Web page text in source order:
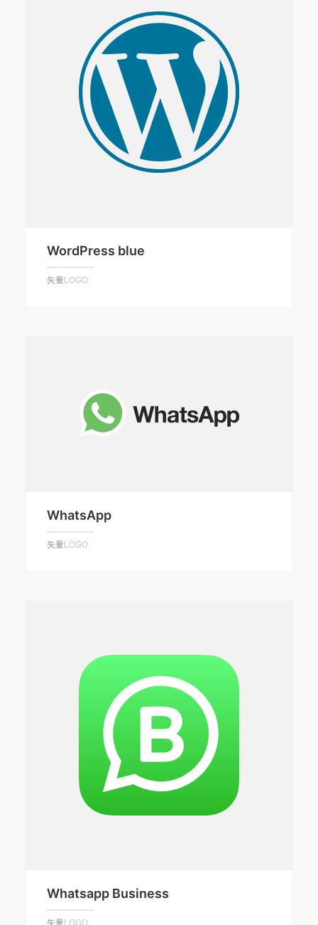
WordPress blue
矢量LOGO
WhatsApp
矢量LOGO
Whatsapp Business
矢量LOGO